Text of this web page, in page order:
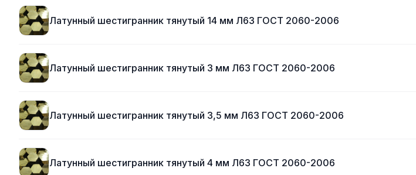
Латунный шестигранник тянутый 14 мм Л63 ГОСТ 2060-2006
Латунный шестигранник тянутый 3 мм Л63 ГОСТ 2060-2006
Латунный шестигранник тянутый 3,5 мм Л63 ГОСТ 2060-2006
Латунный шестигранник тянутый 4 мм Л63 ГОСТ 2060-2006